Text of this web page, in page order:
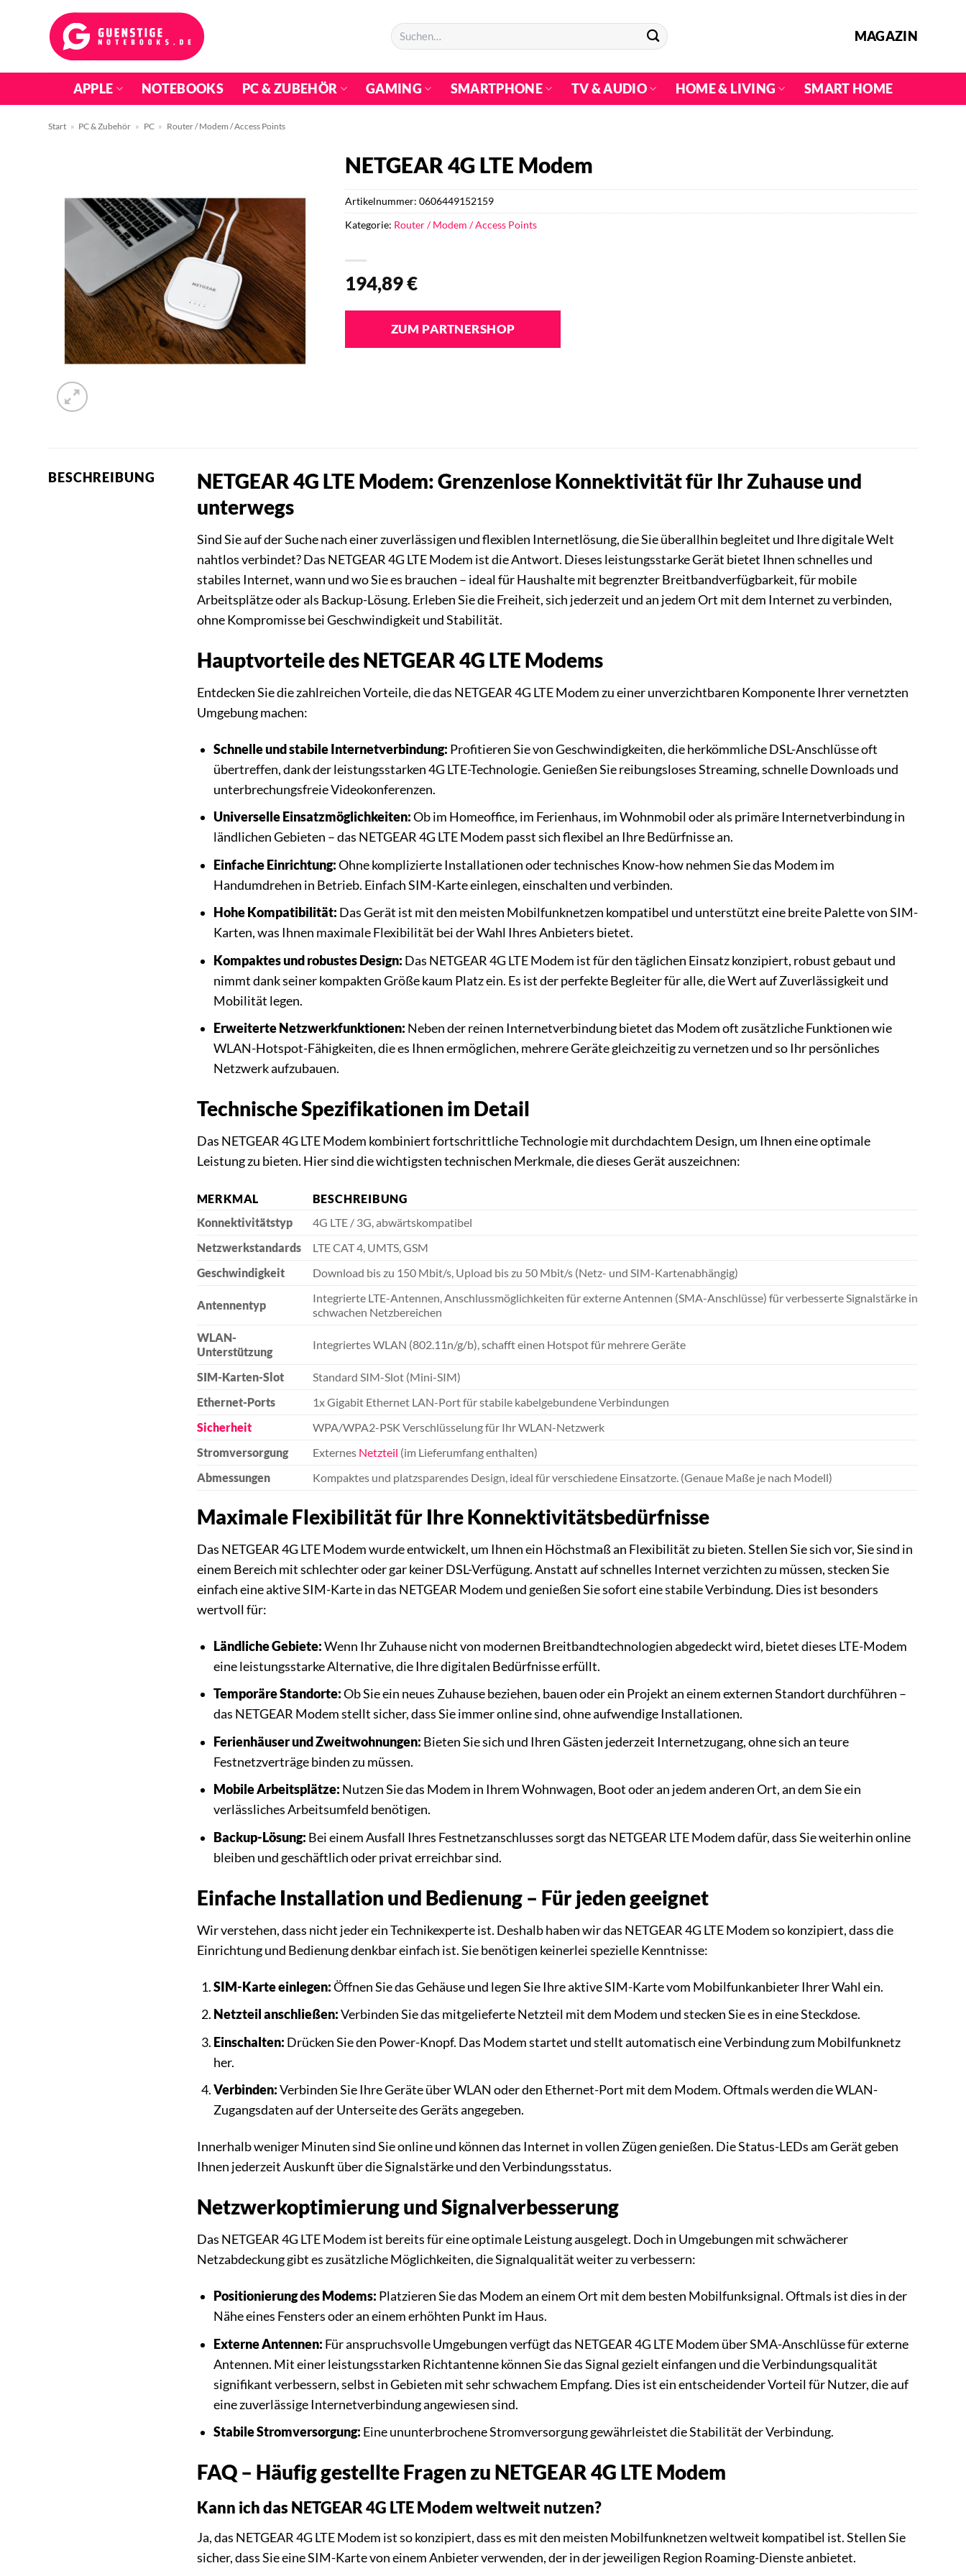
Suchen
nach:
MAGAZIN
APPLE NOTEBOOKS PC & ZUBEHÖR GAMING SMARTPHONE TV & AUDIO HOME & LIVING SMART HOME
Start » PC & Zubehör » PC » Router / Modem / Access Points
NETGEAR 4G LTE Modem
194,89€
ZUM PARTNERSHOP
Artikelnummer:0606449152159
Kategorie: Router / Modem / Access Points
BESCHREIBUNG
NETGEAR 4G LTE Modem: Grenzenlose Konnektivität für Ihr Zuhause und
unterwegs
Sind Sie auf der Suche nach einer zuverlässigen und flexiblen Internetlösung, die Sie überallhin begleitet und Ihre digitale Welt
nahtlos verbindet? Das NETGEAR 4G LTE Modem ist die Antwort. Dieses leistungsstarke Gerät bietet Ihnen schnelles und
stabiles Internet, wann und wo Sie es brauchen – ideal für Haushalte mit begrenzter Breitbandverfügbarkeit, für mobile
Arbeitsplätze oder als Backup-Lösung. Erleben Sie die Freiheit, sich jederzeit und an jedem Ort mit dem Internet zu verbinden,
ohne Kompromisse bei Geschwindigkeit und Stabilität.
Hauptvorteile des NETGEAR 4G LTE Modems
Entdecken Sie die zahlreichen Vorteile, die das NETGEAR 4G LTE Modem zu einer unverzichtbaren Komponente Ihrer vernetzten
Umgebung machen:
Schnelle und stabile Internetverbindung: Profitieren Sie von Geschwindigkeiten, die herkömmliche DSL-Anschlüsse oft
übertreffen, dank der leistungsstarken 4G LTE-Technologie. Genießen Sie reibungsloses Streaming, schnelle Downloads und
unterbrechungsfreie Videokonferenzen.
Universelle Einsatzmöglichkeiten:Ob im Homeoffice, im Ferienhaus, im Wohnmobil oder als primäre Internetverbindung in
ländlichen Gebieten – das NETGEAR 4G LTE Modem passt sich flexibel an Ihre Bedürfnisse an.
Einfache Einrichtung:Ohne komplizierte Installationen oder technisches Know-how nehmen Sie das Modem im
Handumdrehen in Betrieb. Einfach SIM-Karte einlegen, einschalten und verbinden.
Hohe Kompatibilität: Das Gerät ist mit den meisten Mobilfunknetzen kompatibel und unterstützt eine breite Palette von SIM-
Karten, was Ihnen maximale Flexibilität bei der Wahl Ihres Anbieters bietet.
Kompaktes und robustes Design: Das NETGEAR 4G LTE Modem ist für den täglichen Einsatz konzipiert, robust gebaut und
nimmt dank seiner kompakten Größe kaum Platz ein. Es ist der perfekte Begleiter für alle, die Wert auf Zuverlässigkeit und
Mobilität legen.
Erweiterte Netzwerkfunktionen: Neben der reinen Internetverbindung bietet das Modem oft zusätzliche Funktionen wie
WLAN-Hotspot-Fähigkeiten, die es Ihnen ermöglichen, mehrere Geräte gleichzeitig zu vernetzen und so Ihr persönliches
Netzwerk aufzubauen.
Technische Spezifikationen im Detail
Das NETGEAR 4G LTE Modem kombiniert fortschrittliche Technologie mit durchdachtem Design, um Ihnen eine optimale
Leistung zu bieten. Hier sind die wichtigsten technischen Merkmale, die dieses Gerät auszeichnen:
MERKMAL
BESCHREIBUNG
Konnektivitätstyp
4G LTE / 3G, abwärtskompatibel
Netzwerkstandards
LTE CAT 4, UMTS, GSM
Geschwindigkeit
Download bis zu 150 Mbit/s, Upload bis zu 50 Mbit/s (Netz- und SIM-Kartenabhängig)
Antennentyp
Integrierte LTE-Antennen, Anschlussmöglichkeiten für externe Antennen (SMA-Anschlüsse) für verbesserte Signalstärke in
schwachen Netzbereichen
WLAN-
Unterstützung
Integriertes WLAN (802.11n/g/b), schafft einen Hotspot für mehrere Geräte
SIM-Karten-Slot
Standard SIM-Slot (Mini-SIM)
Ethernet-Ports
1x Gigabit Ethernet LAN-Port für stabile kabelgebundene Verbindungen
Sicherheit
WPA/WPA2-PSK Verschlüsselung für Ihr WLAN-Netzwerk
Stromversorgung
Externes Netzteil (im Lieferumfang enthalten)
Abmessungen
Kompaktes und platzsparendes Design, ideal für verschiedene Einsatzorte. (Genaue Maße je nach Modell)
Maximale Flexibilität für Ihre Konnektivitätsbedürfnisse
Das NETGEAR 4G LTE Modem wurde entwickelt, um Ihnen ein Höchstmaß an Flexibilität zu bieten. Stellen Sie sich vor, Sie sind in
einem Bereich mit schlechter oder gar keiner DSL-Verfügung. Anstatt auf schnelles Internet verzichten zu müssen, stecken Sie
einfach eine aktive SIM-Karte in das NETGEAR Modem und genießen Sie sofort eine stabile Verbindung. Dies ist besonders
wertvoll für:
Ländliche Gebiete:Wenn Ihr Zuhause nicht von modernen Breitbandtechnologien abgedeckt wird, bietet dieses LTE-Modem
eine leistungsstarke Alternative, die Ihre digitalen Bedürfnisse erfüllt.
Temporäre Standorte:Ob Sie ein neues Zuhause beziehen, bauen oder ein Projekt an einem externen Standort durchführen –
das NETGEAR Modem stellt sicher, dass Sie immer online sind, ohne aufwendige Installationen.
Ferienhäuser und Zweitwohnungen: Bieten Sie sich und Ihren Gästen jederzeit Internetzugang, ohne sich an teure
Festnetzverträge binden zu müssen.
Mobile Arbeitsplätze: Nutzen Sie das Modem in Ihrem Wohnwagen, Boot oder an jedem anderen Ort, an dem Sie ein
verlässliches Arbeitsumfeld benötigen.
Backup-Lösung: Bei einem Ausfall Ihres Festnetzanschlusses sorgt das NETGEAR LTE Modem dafür, dass Sie weiterhin online
bleiben und geschäftlich oder privat erreichbar sind.
Einfache Installation und Bedienung – Für jeden geeignet
Wir verstehen, dass nicht jeder ein Technikexperte ist. Deshalb haben wir das NETGEAR 4G LTE Modem so konzipiert, dass die
Einrichtung und Bedienung denkbar einfach ist. Sie benötigen keinerlei spezielle Kenntnisse:
SIM-Karte einlegen:Öffnen Sie das Gehäuse und legen Sie Ihre aktive SIM-Karte vom Mobilfunkanbieter Ihrer Wahl ein.
Netzteil anschließen:Verbinden Sie das mitgelieferte Netzteil mit dem Modem und stecken Sie es in eine Steckdose.
Einschalten: Drücken Sie den Power-Knopf. Das Modem startet und stellt automatisch eine Verbindung zum Mobilfunknetz
her.
Verbinden:Verbinden Sie Ihre Geräte über WLAN oder den Ethernet-Port mit dem Modem. Oftmals werden die WLAN-
Zugangsdaten auf der Unterseite des Geräts angegeben.
Innerhalb weniger Minuten sind Sie online und können das Internet in vollen Zügen genießen. Die Status-LEDs am Gerät geben
Ihnen jederzeit Auskunft über die Signalstärke und den Verbindungsstatus.
Netzwerkoptimierung und Signalverbesserung
Das NETGEAR 4G LTE Modem ist bereits für eine optimale Leistung ausgelegt. Doch in Umgebungen mit schwächerer
Netzabdeckung gibt es zusätzliche Möglichkeiten, die Signalqualität weiter zu verbessern:
Positionierung des Modems: Platzieren Sie das Modem an einem Ort mit dem besten Mobilfunksignal. Oftmals ist dies in der
Nähe eines Fensters oder an einem erhöhten Punkt im Haus.
Externe Antennen: Für anspruchsvolle Umgebungen verfügt das NETGEAR 4G LTE Modem über SMA-Anschlüsse für externe
Antennen. Mit einer leistungsstarken Richtantenne können Sie das Signal gezielt einfangen und die Verbindungsqualität
signifikant verbessern, selbst in Gebieten mit sehr schwachem Empfang. Dies ist ein entscheidender Vorteil für Nutzer, die auf
eine zuverlässige Internetverbindung angewiesen sind.
Stabile Stromversorgung: Eine ununterbrochene Stromversorgung gewährleistet die Stabilität der Verbindung.
FAQ – Häufig gestellte Fragen zu NETGEAR 4G LTE Modem
Kann ich das NETGEAR 4G LTE Modem weltweit nutzen?
Ja, das NETGEAR 4G LTE Modem ist so konzipiert, dass es mit den meisten Mobilfunknetzen weltweit kompatibel ist. Stellen Sie
sicher, dass Sie eine SIM-Karte von einem Anbieter verwenden, der in der jeweiligen Region Roaming-Dienste anbietet.